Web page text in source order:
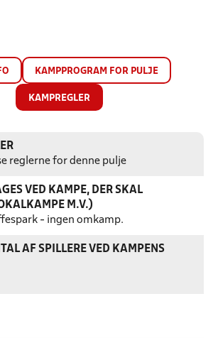
KAMPPROGRAM FOR PULJE
KAMPREGLER
reglerne for denne pulje
VED KAMPE, DER SKAL
M.V.)
- ingen omkamp.
AF SPILLERE VED KAMPENS